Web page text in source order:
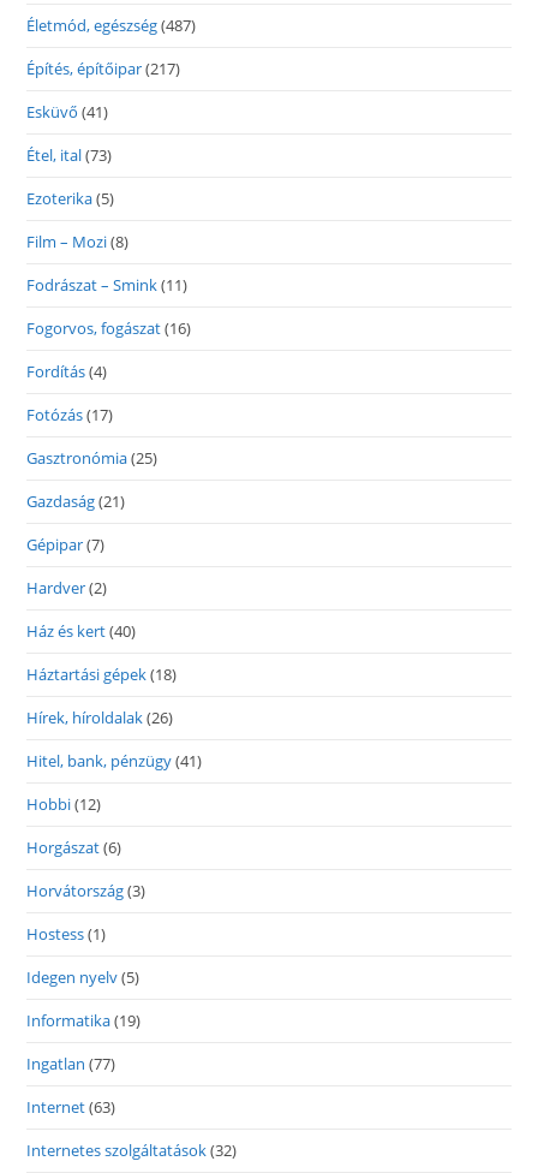
Életmód, egészség(487)
Építés, építőipar(217)
Esküvő (41)
Étel, ital(73)
Ezoterika(5)
Film – Mozi(8)
Fodrászat – Smink(11)
Fogorvos, fogászat(16)
Fordítás(4)
Fotózás(17)
Gasztronómia(25)
Gazdaság(21)
Gépipar(7)
Hardver(2)
Ház és kert(40)
Háztartási gépek(18)
Hírek, híroldalak(26)
Hitel, bank, pénzügy(41)
Hobbi(12)
Horgászat(6)
Horvátország(3)
Hostess(1)
Idegen nyelv(5)
Informatika(19)
Ingatlan (77)
Internet(63)
Internetes szolgáltatások(32)